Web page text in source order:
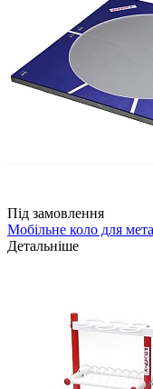
Під замовлення
Мобільне коло для
Детальніше